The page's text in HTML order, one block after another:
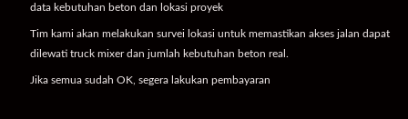
data kebutuhan beton dan lokasi proyek
Tim kami akan melakukan survei lokasi untuk memastikan akses jalan dapat
dilewati truck mixer dan jumlah kebutuhan beton real.
Jika semua sudah OK, segera lakukan pembayaran